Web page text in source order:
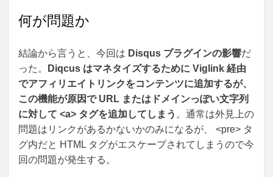
何が問題か
結論から言うと、今回は Disqus プラグインの影響だ
った。
Diqcus はマネタイズするために Viglink 経由
でアフィリエイトリンクをコンテンツに追加するが、
この機能が原因で URL またはドメインっぽい文字列
に対して <a> タグを追加してしまう 。通常は外見上の
問題はリンクがあるかないかのみになるが、 <pre> タ
グ内だと HTML タグがエスケープされてしまうので今
回の問題が発生する。